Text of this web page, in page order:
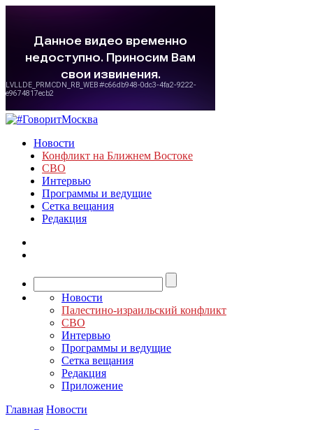
Новости
Конфликт на Ближнем Востоке
СВО
Интервью
Программы и ведущие
Сетка вещания
Редакция
Новости
Палестино-израильский конфликт
СВО
Интервью
Программы и ведущие
Сетка вещания
Редакция
Приложение
Главная Новости